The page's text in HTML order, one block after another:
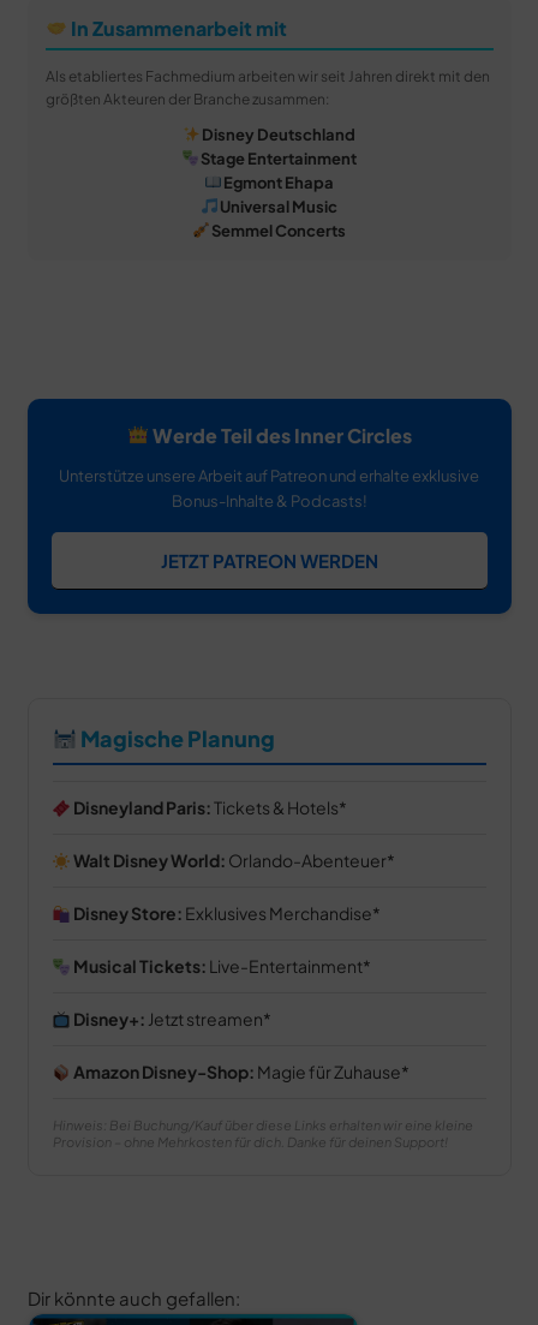
In Zusammenarbeit mit
Als etabliertes Fachmedium arbeiten wir seit Jahren direkt mit den
größten Akteuren der Branche zusammen:
Disney Deutschland
Stage Entertainment
Egmont Ehapa
Universal Music
Semmel Concerts
Werde Teil des Inner Circles
Unterstütze unsere Arbeit auf Patreon und erhalte exklusive
Bonus-Inhalte & Podcasts!
JETZT PATREON WERDEN
Magische Planung
Disneyland Paris:Tickets & Hotels
Walt Disney World: Orlando-Abenteuer
Disney Store: Exklusives Merchandise
Musical Tickets: Live-Entertainment
Disney+: Jetzt streamen
Amazon Disney-Shop: Magie für Zuhause
Hinweis: Bei Buchung/Kauf über diese Links erhalten wir eine kleine
Provision – ohne Mehrkosten für dich. Danke für deinen Support!
Dir könnte auch gefallen: